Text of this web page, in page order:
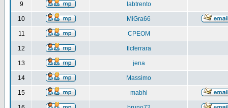
9 labtrento
10 MiGra66
11 CPEOM
12 tlcferrara
13 jena
14 Massimo
15 mabhi